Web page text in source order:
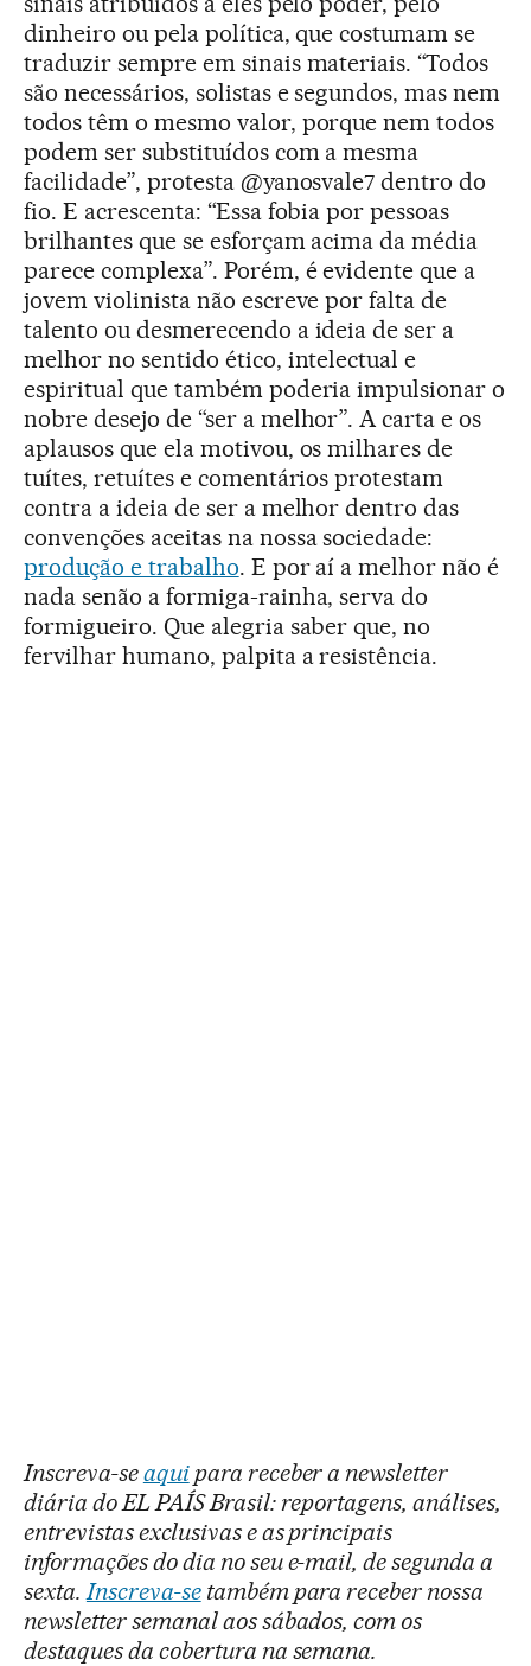
dinheiro ou pela política, que costumam se
traduzir sempre em sinais materiais. “Todos
são necessários, solistas e segundos, mas nem
todos têm o mesmo valor, porque nem todos
podem ser substituídos com a mesma
facilidade”, protesta @yanosvale7 dentro do
fio. E acrescenta: “Essa fobia por pessoas
brilhantes que se esforçam acima da média
parece complexa”. Porém, é evidente que a
jovem violinista não escreve por falta de
talento ou desmerecendo a ideia de ser a
melhor no sentido ético, intelectual e
espiritual que também poderia impulsionar o
nobre desejo de “ser a melhor”. A carta e os
aplausos que ela motivou, os milhares de
tuítes, retuítes e comentários protestam
contra a ideia de ser a melhor dentro das
convenções aceitas na nossa sociedade:
produção e trabalho. E por aí a melhor não é
nada senão a formiga-rainha, serva do
formigueiro. Que alegria saber que, no
fervilhar humano, palpita a resistência.
Inscreva-seaquipara receber a newsletter
diária do EL PAÍS Brasil: reportagens, análises,
entrevistas exclusivas e as principais
informações do dia no seu e-mail, de segunda a
sexta.Inscreva-setambém para receber nossa
newsletter semanal aos sábados, com os
destaques da cobertura na semana.